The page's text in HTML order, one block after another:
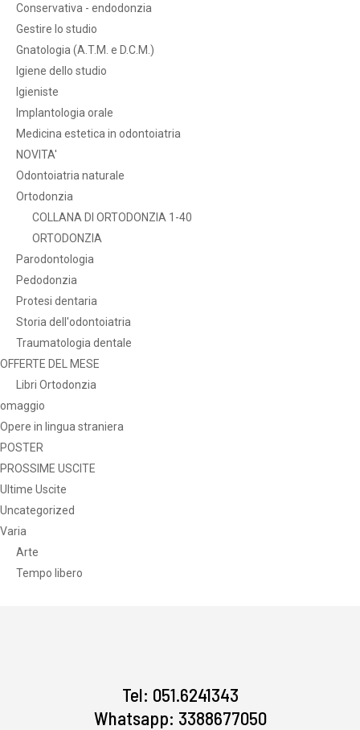
Conservativa - endodonzia
Gestire lo studio
Gnatologia (A.T.M. e D.C.M.)
Igiene dello studio
Igieniste
Implantologia orale
Medicina estetica in odontoiatria
NOVITA'
Odontoiatria naturale
Ortodonzia
COLLANA DI ORTODONZIA 1-40
ORTODONZIA
Parodontologia
Pedodonzia
Protesi dentaria
Storia dell'odontoiatria
Traumatologia dentale
OFFERTE DEL MESE
Libri Ortodonzia
omaggio
Opere in lingua straniera
POSTER
PROSSIME USCITE
Ultime Uscite
Uncategorized
Varia
Arte
Tempo libero
Tel: 051.6241343
Whatsapp: 3388677050